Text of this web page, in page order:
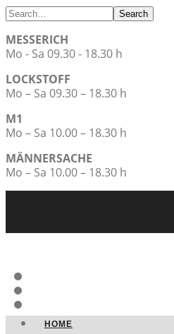
Search
MESSERICH
Mo - Sa 09.30 - 18.30 h
LOCKSTOFF
Mo – Sa 09.30 – 18.30 h
M1
Mo – Sa 10.00 – 18.30 h
MÄNNERSACHE
Mo – Sa 10.00 – 18.30 h
HOME